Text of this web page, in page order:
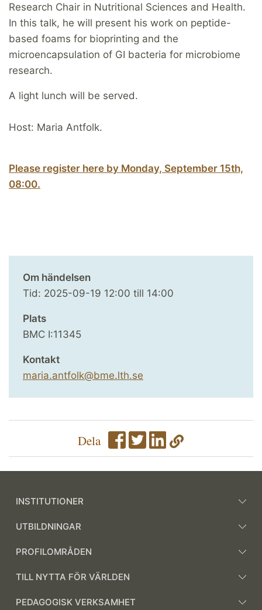
Research Chair in Nutritional Sciences and Health.
In this talk, he will present his work on peptide-
based foams for bioprinting and the
microencapsulation of GI bacteria for microbiome
research.
A light lunch will be served.
Host: Maria Antfolk.
Please register here by Monday, September 15th,
08:00.
Om händelsen
Tid: 2025-09-19 12:00 till 14:00
Plats
BMC I:11345
Kontakt
maria.antfolk@bme.lth.se
Dela
INSTITUTIONER
UTBILDNINGAR
PROFILOMRÅDEN
TILL NYTTA FÖR VÄRLDEN
PEDAGOGISK VERKSAMHET